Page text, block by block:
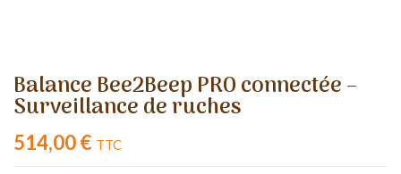
Balance Bee2Beep PRO connectée –
Surveillance de ruches
514,00 € TTC